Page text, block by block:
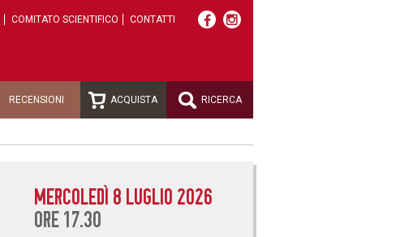
COMITATO SCIENTIFICO CONTATTI
RECENSIONI ACQUISTA RICERCA
MERCOLEDÌ 8 LUGLIO 2026
ORE 17.30